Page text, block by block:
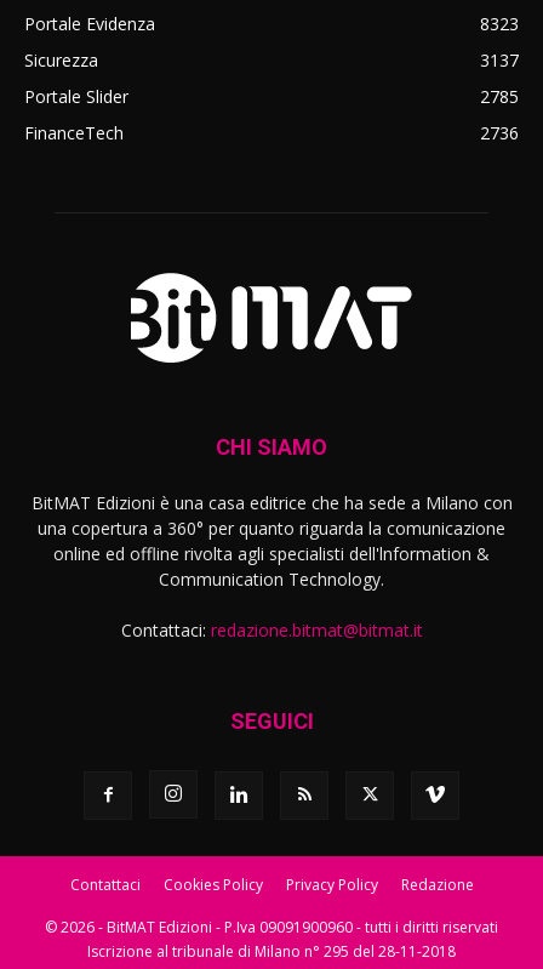
Portale Evidenza
8323
Sicurezza
3137
Portale Slider
2785
FinanceTech
2736
CHI SIAMO
BitMAT Edizioni è una casa editrice che ha sede a Milano con
una copertura a 360° per quanto riguarda la comunicazione
online ed offline rivolta agli specialisti dell'lnformation &
Communication Technology.
Contattaci: redazione.bitmat@bitmat.it
SEGUICI
Contattaci Cookies Policy Privacy Policy Redazione
© 2026 - BitMAT Edizioni - P.Iva 09091900960 - tutti i diritti riservati
Iscrizione al tribunale di Milano n° 295 del 28-11-2018